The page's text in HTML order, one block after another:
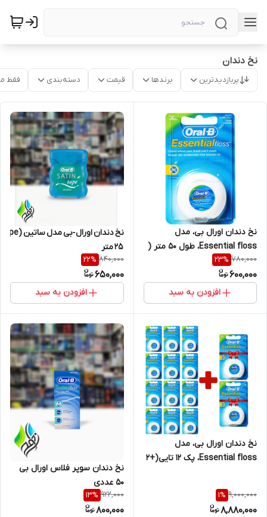
نخ دندان
پربازدیدترین برندها قیمت دسته‌بندی فقط
نخ دندان اورال بی، مدل
Essential floss، طول 50 متر (
ایرلندی )
780,000
23%
600,000
افزودن به سبد
۲۵ متر
840,000
22%
650,000
افزودن به سبد
نخ دندان اورال بی، مدل
Essential floss، پک 12 تایی(+2
9,000,000
1%
8,880,000
نخ دندان سوپر فلاس اورال بی
50 عددی
922,000
13%
800,000